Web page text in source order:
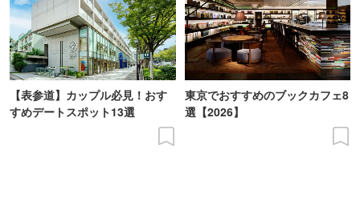
【表参道】カップル必見！おす
すめデートスポット13選
東京でおすすめのブックカフェ8
選【2026】